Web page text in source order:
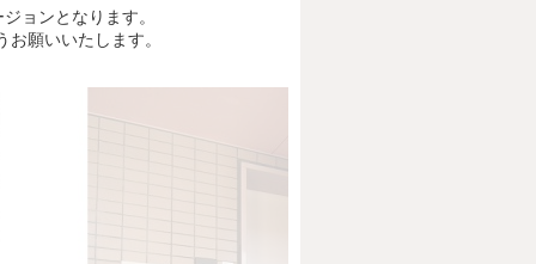
ョンとなります。
願いいたします。